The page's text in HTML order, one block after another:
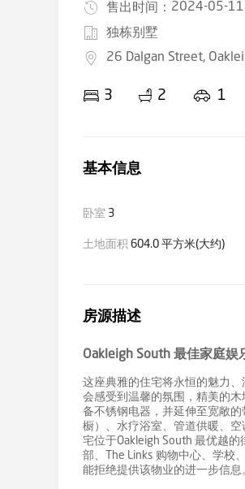
售出时间： 2024-05-11
独栋别墅
26 Dalgan Street,
3 2 1
基本信息
卧室 3
土地面积 604.0 平方米(大约)
房源描述
Oakleigh South 最佳家庭娱
这座典雅的住宅将永恒的魅力
会感受到温馨的氛围，精美的
备不锈钢电器，并延伸至宽敞
橱）、水疗浴室、管道供暖、
宅位于Oakleigh South 最优越
部、The Links 购物中心、学校
能拒绝提供该物业的进一步信息